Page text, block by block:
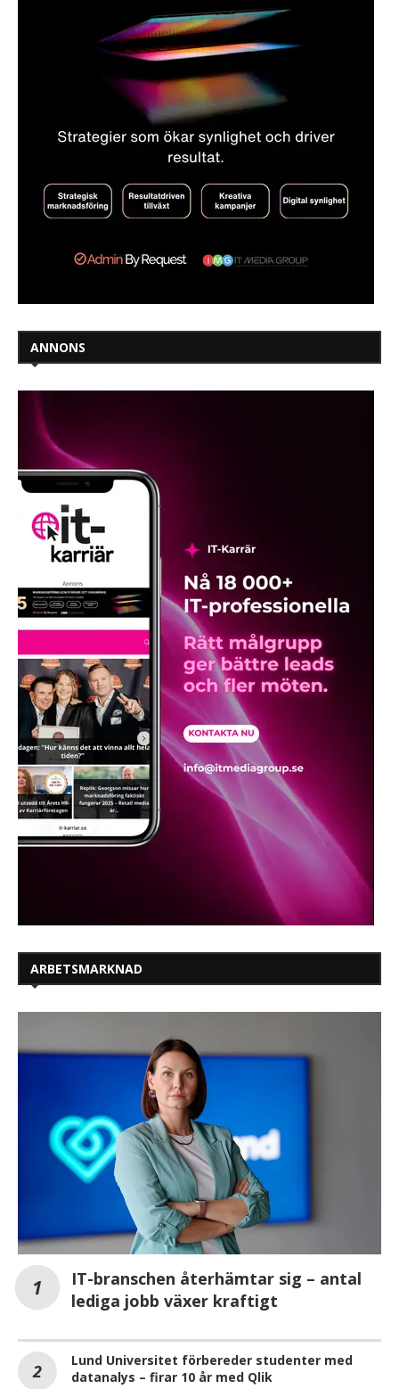
ANNONS
ARBETSMARKNAD
IT-branschen återhämtar sig – antal
lediga jobb växer kraftigt
Lund Universitet förbereder studenter med
datanalys – firar 10 år med Qlik